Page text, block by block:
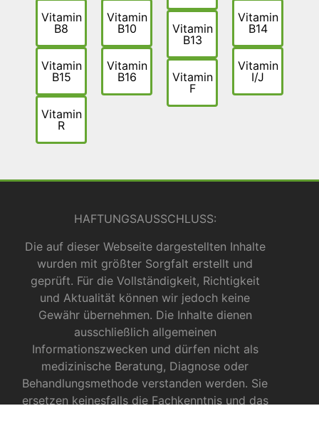
Vitamin
B8
Vitamin
B15
Vitamin
R
Vitamin
B10
Vitamin
B16
Vitamin
B13
Vitamin
F
Vitamin
B14
Vitamin
I/J
HAFTUNGSAUSSCHLUSS:
Die auf dieser Webseite dargestellten Inhalte
wurden mit größter Sorgfalt erstellt und
geprüft. Für die Vollständigkeit, Richtigkeit
und Aktualität können wir jedoch keine
Gewähr übernehmen. Die Inhalte dienen
ausschließlich allgemeinen
Informationszwecken und dürfen nicht als
medizinische Beratung, Diagnose oder
Behandlungsmethode verstanden werden. Sie
ersetzen keinesfalls die Fachkenntnis und das